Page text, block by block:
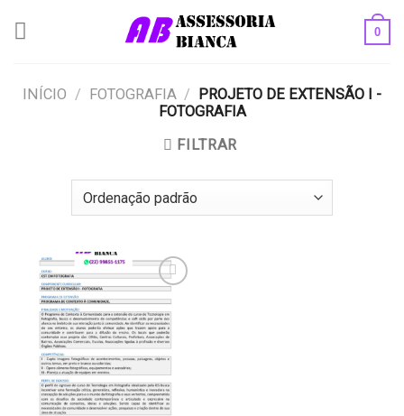
0
INÍCIO / FOTOGRAFIA / PROJETO DE EXTENSÃO I -
FOTOGRAFIA
FILTRAR
Add to
wishlist